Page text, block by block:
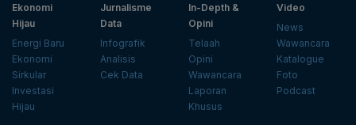
Ekonomi
Hijau
Energi Baru
Ekonomi
Sirkular
Investasi
Hijau
Jurnalisme
Data
Infografik
Analisis
Cek Data
In-Depth &
Opini
Telaah
Opini
Wawancara
Laporan
Khusus
Video
News
Wawancara
Katalogue
Foto
Podcast